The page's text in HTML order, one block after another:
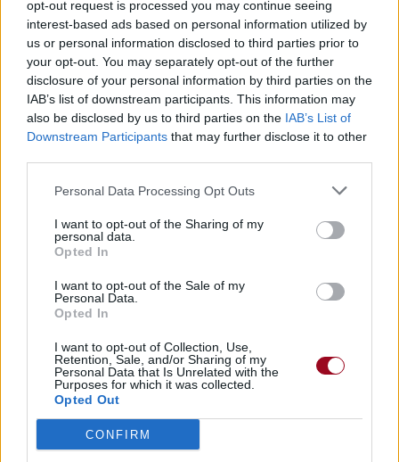
opt-out request is processed you may continue seeing
interest-based ads based on personal information utilized by
us or personal information disclosed to third parties prior to
your opt-out. You may separately opt-out of the further
disclosure of your personal information by third parties on the
IAB’s list of downstream participants. This information may
also be disclosed by us to third parties on the IAB’s List of
Downstream Participants that may further disclose it to other
Personal Data Processing Opt Outs
I want to opt-out of the Sharing of my
personal data.
Opted In
I want to opt-out of the Sale of my
Personal Data.
Opted In
I want to opt-out of Collection, Use,
Retention, Sale, and/or Sharing of my
Personal Data that Is Unrelated with the
Purposes for which it was collected.
Opted Out
CONFIRM
Pour prolonger le plaisir musical :
Vous aimez chanter, apprenez la guitare chez
Télécharger légalement les MP3 sur
Télécharger légalement les MP3 ou trouver le CD sur
meilleur prix sur
Paroles Téléchargement
Commentaires